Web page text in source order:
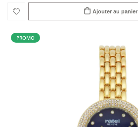
Ajouter au panier
PROMO